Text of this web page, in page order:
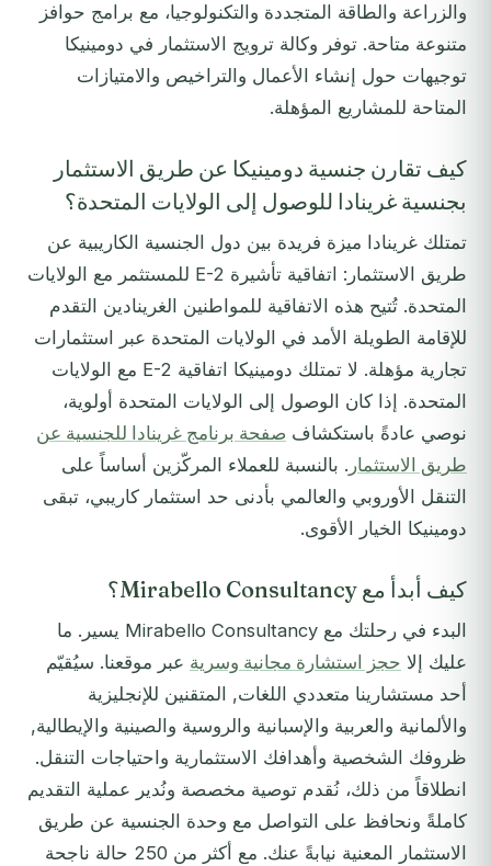
والزراعة والطاقة المتجددة والتكنولوجيا، مع برامج حوافز
متنوعة متاحة. توفر وكالة ترويج الاستثمار في دومينيكا
توجيهات حول إنشاء الأعمال والتراخيص والامتيازات
المتاحة للمشاريع المؤهلة.
كيف تقارن جنسية دومينيكا عن طريق الاستثمار
بجنسية غرينادا للوصول إلى الولايات المتحدة؟
تمتلك غرينادا ميزة فريدة بين دول الجنسية الكاريبية عن
طريق الاستثمار: اتفاقية تأشيرة E-2 للمستثمر مع الولايات
المتحدة. تُتيح هذه الاتفاقية للمواطنين الغرينادين التقدم
للإقامة الطويلة الأمد في الولايات المتحدة عبر استثمارات
تجارية مؤهلة. لا تمتلك دومينيكا اتفاقية E-2 مع الولايات
المتحدة. إذا كان الوصول إلى الولايات المتحدة أولوية،
نوصي عادةً باستكشاف صفحة برنامج غرينادا للجنسية عن
طريق الاستثمار . بالنسبة للعملاء المركّزين أساساً على
التنقل الأوروبي والعالمي بأدنى حد استثمار كاريبي، تبقى
دومينيكا الخيار الأقوى.
كيف أبدأ مع Mirabello Consultancy؟
البدء في رحلتك مع Mirabello Consultancy يسير. ما
عليك إلا حجز استشارة مجانية وسرية عبر موقعنا. سيُقيّم
أحد مستشارينا متعددي اللغات, المتقنين للإنجليزية
والألمانية والعربية والإسبانية والروسية والصينية والإيطالية,
ظروفك الشخصية وأهدافك الاستثمارية واحتياجات التنقل.
انطلاقاً من ذلك، نُقدم توصية مخصصة ونُدير عملية التقديم
كاملةً ونحافظ على التواصل مع وحدة الجنسية عن طريق
الاستثمار المعنية نيابةً عنك. مع أكثر من 250 حالة ناجحة